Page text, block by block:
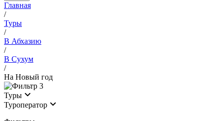
Главная
/
Туры
/
В Абхазию
/
В Сухум
/
На Новый год
3
Туры
Туроператор